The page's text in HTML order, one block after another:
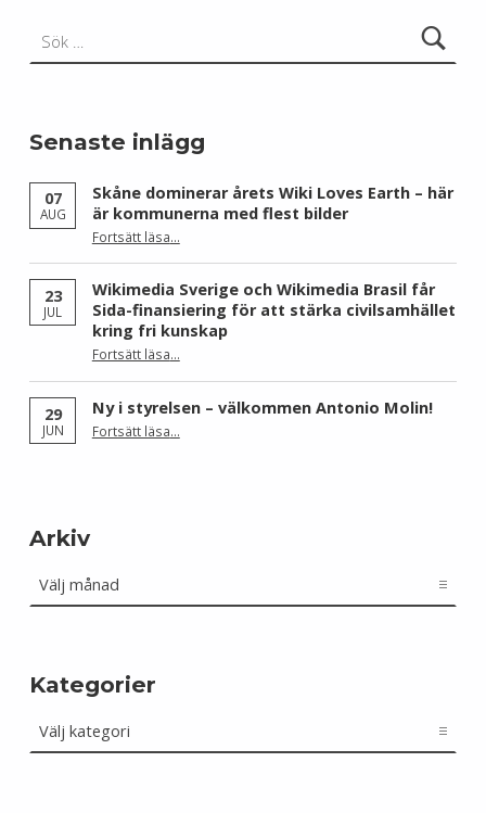
Senaste inlägg
07
AUG
Skåne dominerar årets Wiki Loves Earth – här
är kommunerna med flest bilder
Fortsätt läsa“Skåne dominerar årets Wiki Loves Earth – här är kommunerna med flest bilder”
…
23
JUL
Wikimedia Sverige och Wikimedia Brasil får
Sida-finansiering för att stärka civilsamhället
kring fri kunskap
Fortsätt läsa“Wikimedia Sverige och Wikimedia Brasil får Sida-finansiering för att stärka civilsamhället kring fri kunskap”
…
29
JUN
Ny i styrelsen – välkommen Antonio Molin!
Fortsätt läsa“Ny i styrelsen – välkommen Antonio Molin!”
…
Arkiv
Kategorier